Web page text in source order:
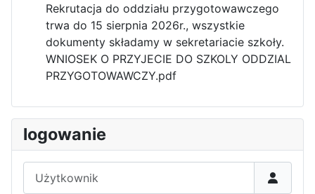
Rekrutacja do oddziału przygotowawczego
trwa do 15 sierpnia 2026r., wszystkie
dokumenty składamy w sekretariacie szkoły.
WNIOSEK O PRZYJECIE DO SZKOLY ODDZIAL
PRZYGOTOWAWCZY.pdf
logowanie